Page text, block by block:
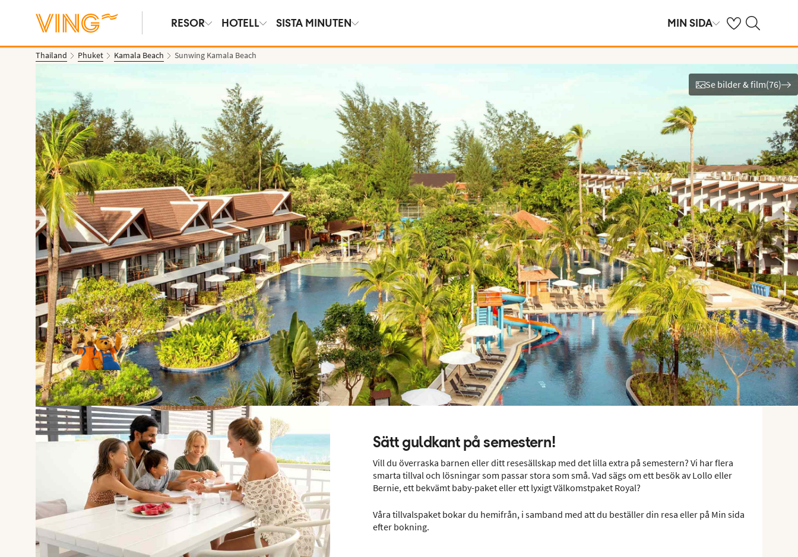
RESOR HOTELL SISTA MINUTEN MIN SIDA Se dina sparade
Sök på ving.se
Thailand Phuket Kamala Beach Sunwing Kamala Beach
Se bilder & film
Se bilder & film(76)
Sätt guldkant på semestern!
Vill du överraska barnen eller ditt resesällskap med det lilla extra på semestern? Vi har flera
smarta tillval och lösningar som passar stora som små. Vad sägs om ett besök av Lollo eller
Bernie, ett bekvämt baby-paket eller ett lyxigt Välkomstpaket Royal?
Våra tillvalspaket bokar du hemifrån, i samband med att du beställer din resa eller på Min sida
efter bokning.